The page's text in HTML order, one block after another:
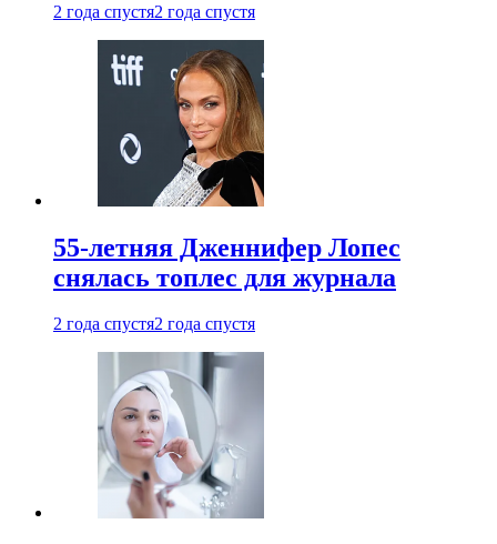
2 года спустя2 года спустя
55-летняя Дженнифер Лопес
снялась топлес для журнала
2 года спустя2 года спустя